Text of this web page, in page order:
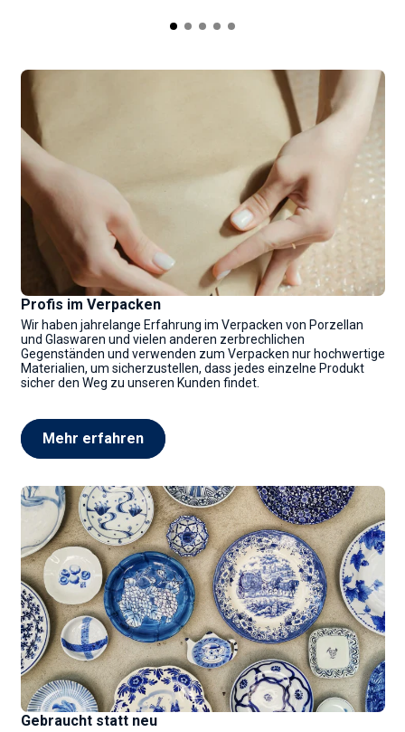
Profis im Verpacken
Wir haben jahrelange Erfahrung im Verpacken von Porzellan
und Glaswaren und vielen anderen zerbrechlichen
Gegenständen und verwenden zum Verpacken nur hochwertige
Materialien, um sicherzustellen, dass jedes einzelne Produkt
sicher den Weg zu unseren Kunden findet.
Mehr erfahren
Gebraucht statt neu